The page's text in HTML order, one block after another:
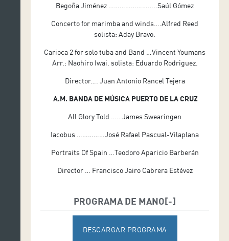
Begoña Jiménez ……………………..Saúl Gómez
Concerto for marimba and winds….Alfred Reed
solista: Aday Bravo.
Carioca 2 for solo tuba and Band …Vincent Youmans
Arr.: Naohiro Iwai. solista: Eduardo Rodriguez.
Director…. Juan Antonio Rancel Tejera
A.M. BANDA DE MÚSICA PUERTO DE LA CRUZ
All Glory Told ……James Swearingen
Iacobus ……………José Rafael Pascual-Vilaplana
Portraits Of Spain …Teodoro Aparicio Barberán
Director … Francisco Jairo Cabrera Estévez
PROGRAMA DE MANO
DESCARGAR PROGRAMA